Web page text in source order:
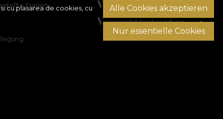
si cu plasarea de cookies, cu
Alle Cookies akzeptieren
Nur essentielle Cookies
Fragen Zahlungsmethoden
Versand & Rücksendung